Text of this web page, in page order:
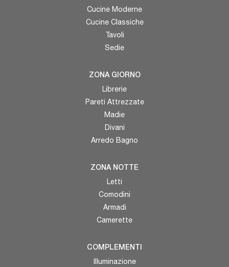
Cucine Moderne
Cucine Classiche
Tavoli
Sedie
ZONA GIORNO
Librerie
Pareti Attrezzate
Madie
Divani
Arredo Bagno
ZONA NOTTE
Letti
Comodini
Armadi
Camerette
COMPLEMENTI
Illuminazione